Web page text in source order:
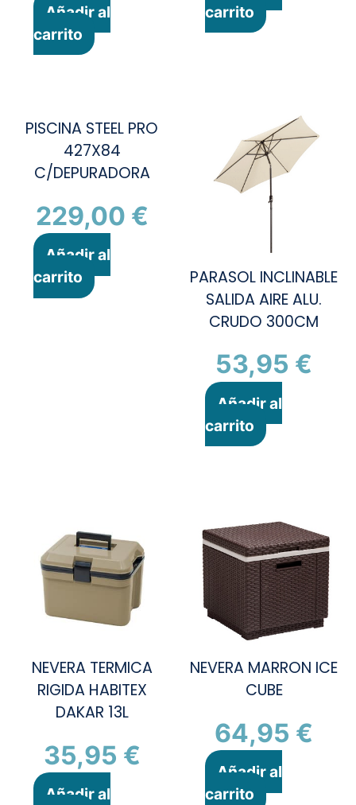
Añadir al
carrito
carrito
PISCINA STEEL PRO
427X84
C/DEPURADORA
229,00 €
Añadir al
carrito
PARASOL INCLINABLE
SALIDA AIRE ALU.
CRUDO 300CM
53,95 €
Añadir al
carrito
NEVERA TERMICA
RIGIDA HABITEX
DAKAR 13L
35,95 €
Añadir al
NEVERA MARRON ICE
CUBE
64,95 €
Añadir al
carrito